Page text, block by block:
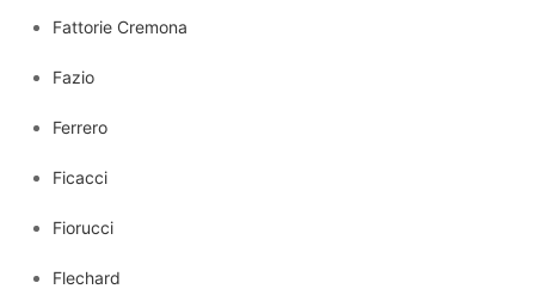
Fattorie Cremona
Fazio
Ferrero
Ficacci
Fiorucci
Flechard